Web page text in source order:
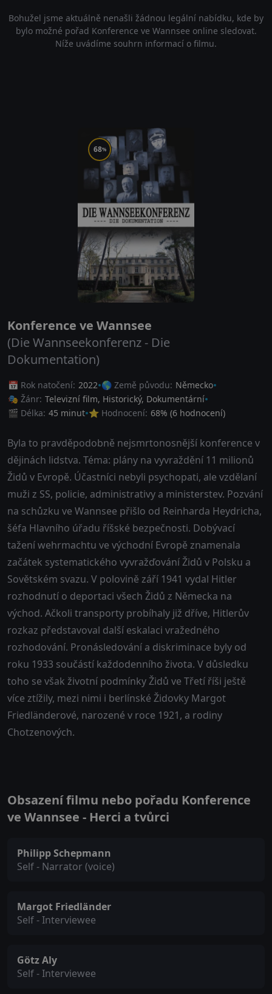
Bohužel jsme aktuálně nenašli žádnou legální nabídku, kde by
bylo možné pořad Konference ve Wannsee online sledovat.
Níže uvádíme souhrn informací o filmu.
68%
Konference ve Wannsee
(Die Wannseekonferenz - Die
Dokumentation)
📅 Rok natočení: 2022 🌎 Země původu: Německo
🎭 Žánr: Televizní film, Historický, Dokumentární
🎬 Délka: 45 minut ⭐ Hodnocení: 68% (6 hodnocení)
Byla to pravděpodobně nejsmrtonosnější konference v
dějinách lidstva. Téma: plány na vyvraždění 11 milionů
Židů v Evropě. Účastníci nebyli psychopati, ale vzdělaní
muži z SS, policie, administrativy a ministerstev. Pozvání
na schůzku ve Wannsee přišlo od Reinharda Heydricha,
šéfa Hlavního úřadu říšské bezpečnosti. Dobývací
tažení wehrmachtu ve východní Evropě znamenala
začátek systematického vyvražďování Židů v Polsku a
Sovětském svazu. V polovině září 1941 vydal Hitler
rozhodnutí o deportaci všech Židů z Německa na
východ. Ačkoli transporty probíhaly již dříve, Hitlerův
rozkaz představoval další eskalaci vražedného
rozhodování. Pronásledování a diskriminace byly od
roku 1933 součástí každodenního života. V důsledku
toho se však životní podmínky Židů ve Třetí říši ještě
více ztížily, mezi nimi i berlínské Židovky Margot
Friedländerové, narozené v roce 1921, a rodiny
Chotzenových.
Obsazení filmu nebo pořadu Konference
ve Wannsee - Herci a tvůrci
Philipp Schepmann
Self - Narrator (voice)
Margot Friedländer
Self - Interviewee
Götz Aly
Self - Interviewee